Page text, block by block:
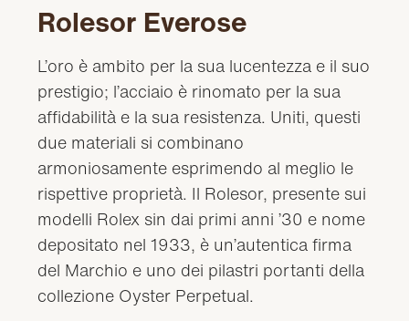
Rolesor Everose
L’oro è ambito per la sua lucentezza e il suo
prestigio; l’acciaio è rinomato per la sua
affidabilità e la sua resistenza. Uniti, questi
due materiali si combinano
armoniosamente esprimendo al meglio le
rispettive proprietà. Il Rolesor, presente sui
modelli Rolex sin dai primi anni ’30 e nome
depositato nel 1933, è un’autentica firma
del Marchio e uno dei pilastri portanti della
collezione Oyster Perpetual.